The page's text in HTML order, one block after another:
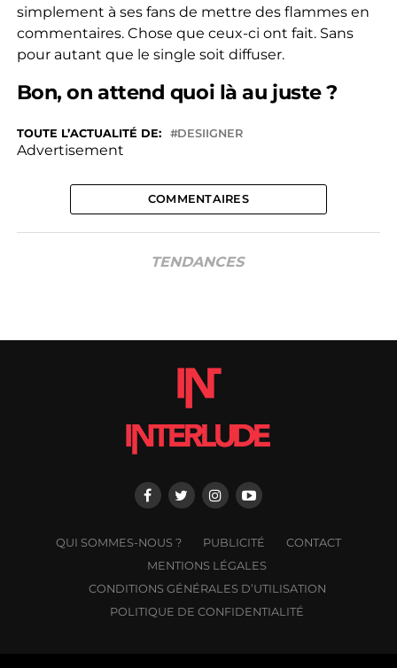
simplement à ses fans de mettre des flammes en
commentaires. Chose que ceux-ci ont fait. Sans
pour autant que le single soit diffuser.
Bon, on attend quoi là au juste ?
TOUTE L’ACTUALITÉ DE: DESIIGNER
Advertisement
COMMENTAIRES
TENDANCES
QUI SOMMES-NOUS ? PUBLICITÉ
CONTACT
MENTIONS LÉGALES
CONDITIONS GÉNÉRALES D’UTILISATION
POLITIQUE DE CONFIDENTIALITÉ